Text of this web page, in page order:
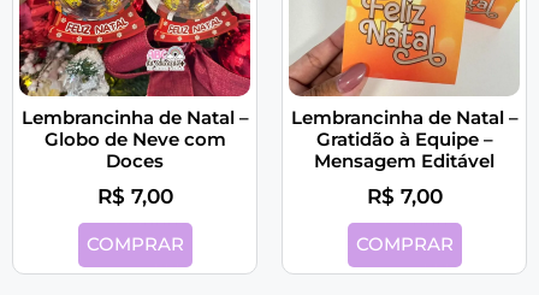
Lembrancinha de Natal –
Globo de Neve com
Doces
R$ 7,00
COMPRAR
Lembrancinha de Natal –
Gratidão à Equipe –
Mensagem Editável
R$ 7,00
COMPRAR